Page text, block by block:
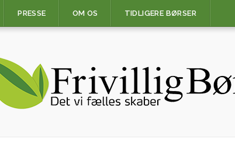
PRESSE OM OS TIDLIGERE BØRSER